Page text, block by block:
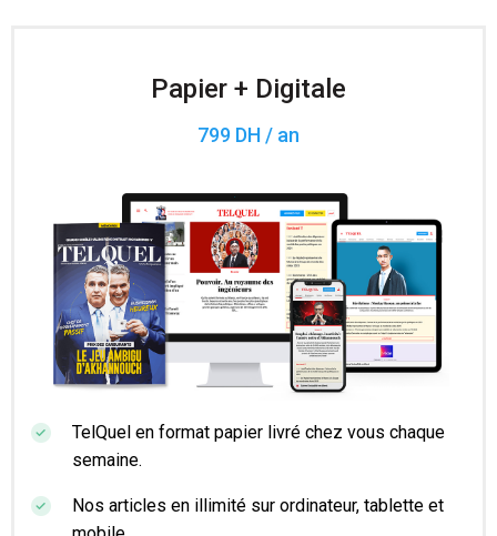
Papier + Digitale
799 DH / an
TelQuel en format papier livré chez vous chaque
semaine.
Nos articles en illimité sur ordinateur, tablette et